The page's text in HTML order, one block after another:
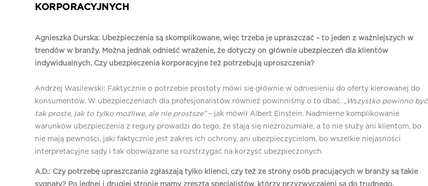
KORPORACYJNYCH
Agnieszka Durska: Ubezpieczenia są skomplikowane, więc trzeba je upraszczać – to jeden z ważniejszych w
trendów w branży. Można jednak odnieść wrażenie, że dotyczy on głównie ubezpieczeń dla klientów
indywidualnych. Czy ubezpieczenia korporacyjne też potrzebują uproszczenia?
Andrzej Wasilewski: Faktycznie o potrzebie prostoty mówi się głównie w odniesieniu do oferty kierowanej do
konsumentów. W ubezpieczeniach dla profesjonalistów również powinniśmy o to dbać. „Wszystko powinno być
tak proste, jak to tylko możliwe, ale nie prostsze”– jak mówił Albert Einstein. Nadmierne komplikowanie
warunków ubezpieczenia z reguły prowadzi do tego, że stają się niezrozumiałe, a to nie służy ani klientom, bo
nie mają pewności, jaki faktycznie jest zakres ich ochrony, ani ubezpieczycielom, bo wszelkie niejasności
interpretacyjne sądy i tak obowiązane są rozstrzygać na korzyść ubezpieczonych.
A.D.: Czy potrzebę upraszczania zgłaszają tylko klienci, czy też ze strony osób pracujących w branży są takie